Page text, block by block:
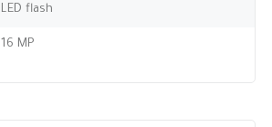
LED flash
16 MP